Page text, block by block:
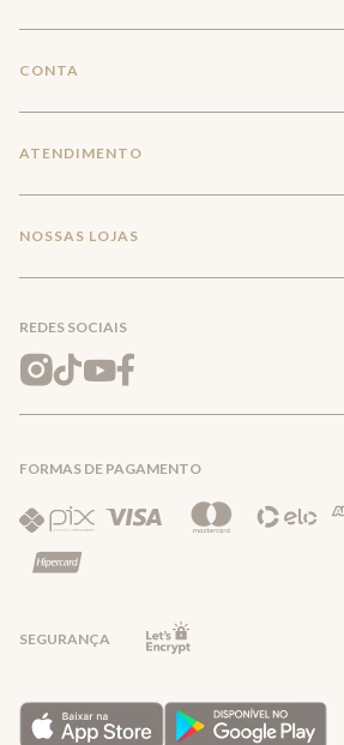
Trabalhe conosco
Mapa do Site
CONTA
Meus pedidos
Wishlist
ATENDIMENTO
Entrega e Frete
Trocas e Devoluções
Política de Privacidade
NOSSAS LOJAS
REDES SOCIAIS
FORMAS DE PAGAMENTO
SEGURANÇA